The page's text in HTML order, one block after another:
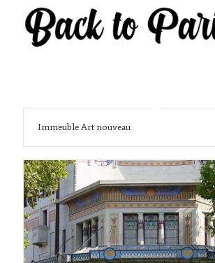
Immeuble Art nouveau